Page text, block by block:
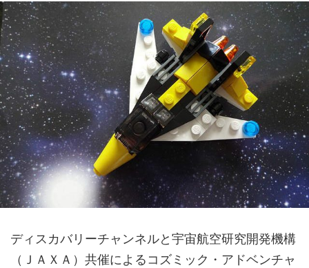
ディスカバリーチャンネルと宇宙航空研究開発機構
（ＪＡＸＡ）共催によるコズミック・アドベンチャ